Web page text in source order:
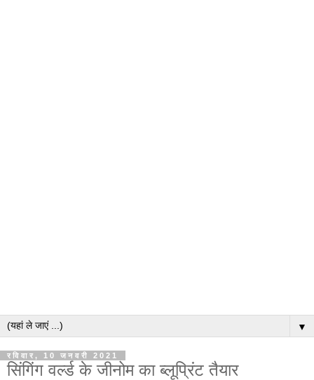
▼
रविवार, 10 जनवरी 2021
सिंगिंग वर्ल्ड के जीनोम का ब्लूप्रिंट तैयार